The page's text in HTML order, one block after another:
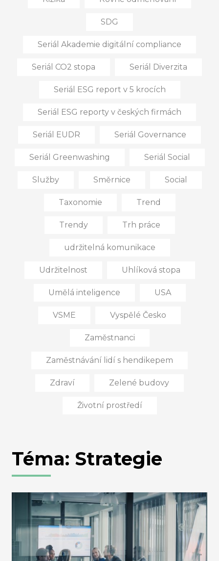
SDG
Seriál Akademie digitální compliance
Seriál CO2 stopa Seriál Diverzita
Seriál ESG report v 5 krocích
Seriál ESG reporty v českých firmách
Seriál EUDR Seriál Governance
Seriál Greenwashing Seriál Social
Služby Směrnice Social
Taxonomie Trend
Trendy Trh práce
udržitelná komunikace
Udržitelnost Uhlíková stopa
Umělá inteligence USA
VSME Vyspělé Česko
Zaměstnanci
Zaměstnávání lidí s hendikepem
Zdraví Zelené budovy
Životní prostředí
Téma: Strategie